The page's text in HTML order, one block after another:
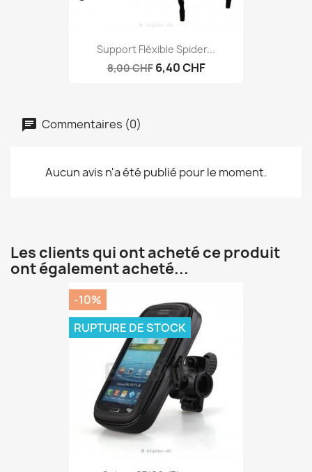
Support Fléxible Spider...
8,00 CHF 6,40 CHF
Commentaires (0)
Aucun avis n'a été publié pour le moment.
Les clients qui ont acheté ce produit
ont également acheté...
-10%
RUPTURE DE STOCK